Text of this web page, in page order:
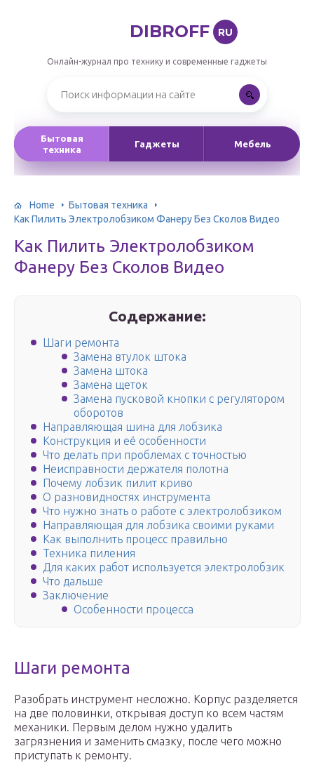
DIBROFF RU
Онлайн-журнал про технику и современные гаджеты
Бытовая
техника
Гаджеты Мебель
Home
Бытовая техника
Как Пилить Электролобзиком Фанеру Без Сколов Видео
Как Пилить Электролобзиком
Фанеру Без Сколов Видео
Содержание:
Шаги ремонта
Замена втулок штока
Замена штока
Замена щеток
Замена пусковой кнопки с регулятором
оборотов
Направляющая шина для лобзика
Конструкция и её особенности
Что делать при проблемах с точностью
Неисправности держателя полотна
Почему лобзик пилит криво
О разновидностях инструмента
Что нужно знать о работе с электролобзиком
Направляющая для лобзика своими руками
Как выполнить процесс правильно
Техника пиления
Для каких работ используется электролобзик
Что дальше
Заключение
Особенности процесса
Шаги ремонта
Разобрать инструмент несложно. Корпус разделяется
на две половинки, открывая доступ ко всем частям
механики. Первым делом нужно удалить
загрязнения и заменить смазку, после чего можно
приступать к ремонту.